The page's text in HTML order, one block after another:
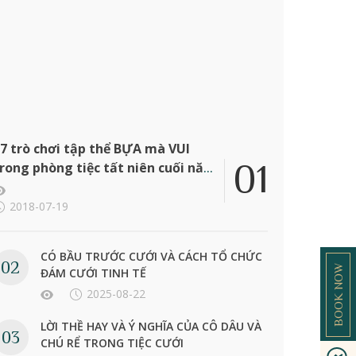
trò chơi tập thể BỰA mà VUI
phòng tiệc tất niên cuối năm
ty
2018-07-19
CÓ BẦU TRƯỚC CƯỚI VÀ CÁCH TỔ CHỨC
ĐÁM CƯỚI TINH TẾ
2025-08-22
LỜI THỀ HAY VÀ Ý NGHĨA CỦA CÔ DÂU VÀ
CHÚ RỂ TRONG TIỆC CƯỚI
BOOK NOW